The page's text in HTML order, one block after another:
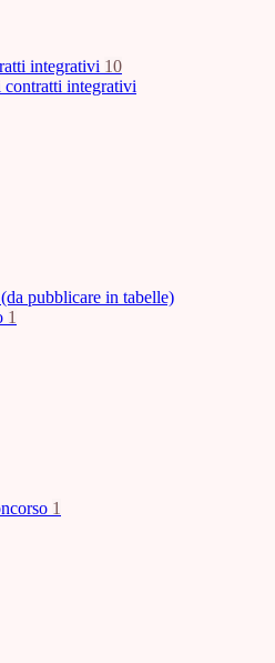
integrativi 10
contratti integrativi
pubblicare in tabelle)
1
1